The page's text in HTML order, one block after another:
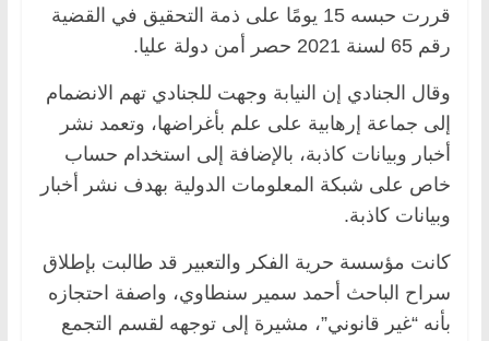
قررت حبسه 15 يومًا على ذمة التحقيق في القضية
رقم 65 لسنة 2021 حصر أمن دولة عليا.
وقال الجنادي إن النيابة وجهت للجنادي تهم الانضمام
إلى جماعة إرهابية على علم بأغراضها، وتعمد نشر
أخبار وبيانات كاذبة، بالإضافة إلى استخدام حساب
خاص على شبكة المعلومات الدولية بهدف نشر أخبار
وبيانات كاذبة.
كانت مؤسسة حرية الفكر والتعبير قد طالبت بإطلاق
سراح الباحث أحمد سمير سنطاوي، واصفة احتجازه
بأنه “غير قانوني”، مشيرة إلى توجهه لقسم التجمع